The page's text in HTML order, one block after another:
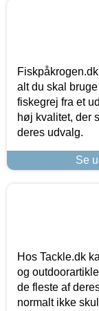
alt du skal
fiskegrej fra et
høj kvalitet, der
deres udvalg.
Se
Hos Tackle.dk
og
de fleste af
normalt ikke